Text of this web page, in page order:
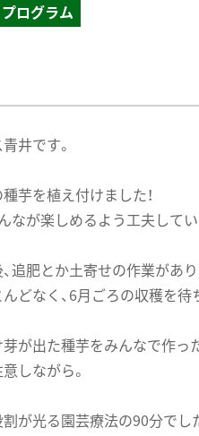
プログラム
井です。
芋を植え付けました！
なが楽しめるよう工夫してい
追肥とか土寄せの作業があ
どなく、6月ごろの収穫を待
が出た種芋をみんなで作っ
しながら。
が光る園芸療法の90分でし